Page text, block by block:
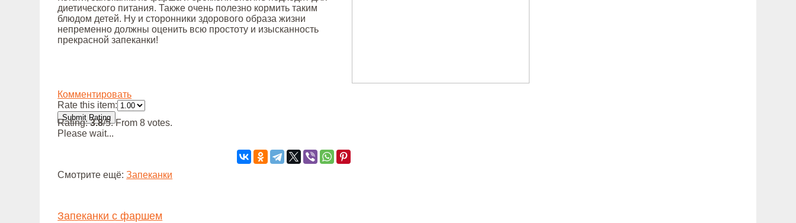
диетического питания. Также очень полезно кормить таким
блюдом детей. Ну и сторонники здорового образа жизни
непременно должны оценить всю простоту и изысканность
прекрасной запеканки!
Комментировать
Rate this item:
Submit Rating
Rating:3.8/5. From 8 votes.
Please wait...
Смотрите ещё:Запеканки
Запеканки с фаршем